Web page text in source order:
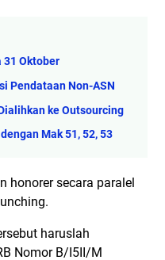
31 Oktober
Pendataan Non-ASN
ke Outsourcing
Mak 51, 52, 53
honorer secara paralel
haruslah
Nomor B/I5II/M